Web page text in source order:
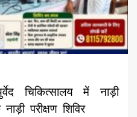
चिकित्सालय में नाड़ी
परीक्षण शिविर